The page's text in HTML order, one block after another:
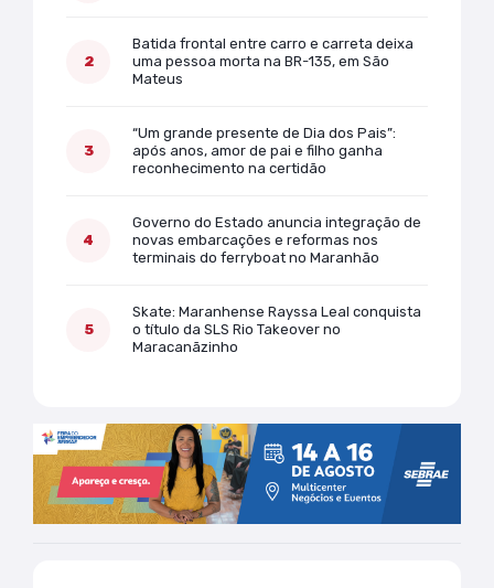
Batida frontal entre carro e carreta deixa
uma pessoa morta na BR-135, em São
Mateus
“Um grande presente de Dia dos Pais”:
após anos, amor de pai e filho ganha
reconhecimento na certidão
Governo do Estado anuncia integração de
novas embarcações e reformas nos
terminais do ferryboat no Maranhão
Skate: Maranhense Rayssa Leal conquista
o título da SLS Rio Takeover no
Maracanãzinho